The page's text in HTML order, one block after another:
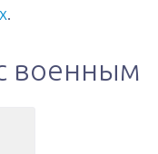
.
военным